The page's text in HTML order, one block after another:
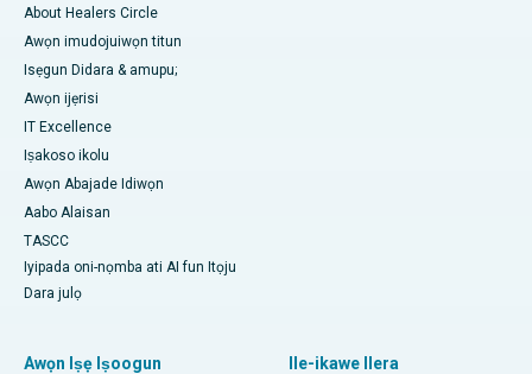
About Healers Circle
Awọn imudojuiwọn titun
Isẹgun Didara & amupu;
Awọn ijẹrisi
IT Excellence
Iṣakoso ikolu
Awọn Abajade Idiwọn
Aabo Alaisan
TASCC
Iyipada oni-nọmba ati AI fun Itọju
Dara julọ
Awọn Iṣẹ Iṣoogun Ile-ikawe Ilera